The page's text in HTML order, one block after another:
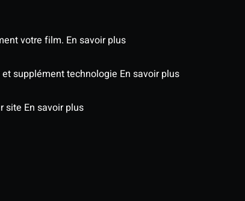
votre film. En savoir plus
et supplément technologie En savoir plus
site En savoir plus